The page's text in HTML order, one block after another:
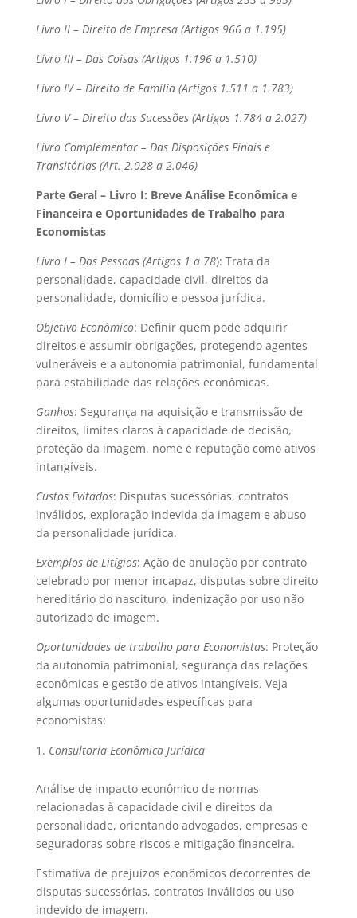
Livro II – Direito de Empresa (Artigos 966 a 1.195)
Livro III – Das Coisas (Artigos 1.196 a 1.510)
Livro IV – Direito de Família (Artigos 1.511 a 1.783)
Livro V – Direito das Sucessões (Artigos 1.784 a 2.027)
Livro Complementar – Das Disposições Finais e
Transitórias (Art. 2.028 a 2.046)
Parte Geral – Livro I: Breve Análise Econômica e
Financeira e Oportunidades de Trabalho para
Economistas
Livro I – Das Pessoas (Artigos 1 a 78): Trata da
personalidade, capacidade civil, direitos da
personalidade, domicílio e pessoa jurídica.
Objetivo Econômico: Definir quem pode adquirir
direitos e assumir obrigações, protegendo agentes
vulneráveis e a autonomia patrimonial, fundamental
para estabilidade das relações econômicas.
Ganhos: Segurança na aquisição e transmissão de
direitos, limites claros à capacidade de decisão,
proteção da imagem, nome e reputação como ativos
intangíveis.
Custos Evitados: Disputas sucessórias, contratos
inválidos, exploração indevida da imagem e abuso
da personalidade jurídica.
Exemplos de Litígios: Ação de anulação por contrato
celebrado por menor incapaz, disputas sobre direito
hereditário do nascituro, indenização por uso não
autorizado de imagem.
Oportunidades de trabalho para Economistas: Proteção
da autonomia patrimonial, segurança das relações
econômicas e gestão de ativos intangíveis. Veja
algumas oportunidades específicas para
economistas:
Consultoria Econômica Jurídica
Análise de impacto econômico de normas
relacionadas à capacidade civil e direitos da
personalidade, orientando advogados, empresas e
seguradoras sobre riscos e mitigação financeira.
Estimativa de prejuízos econômicos decorrentes de
disputas sucessórias, contratos inválidos ou uso
indevido de imagem.